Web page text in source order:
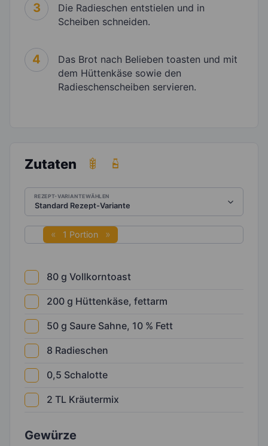
3
Die Radieschen entstielen und in
Scheiben schneiden.
4
Das Brot nach Belieben toasten und mit
dem Hüttenkäse sowie den
Radieschenscheiben servieren.
Zutaten
REZEPT-VARIANTE WÄHLEN
1 Portion
80 g Vollkorntoast
200 g Hüttenkäse, fettarm
50 g Saure Sahne, 10 % Fett
8 Radieschen
0,5 Schalotte
2 TL Kräutermix
Gewürze